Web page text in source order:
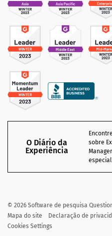
O Diário da
Experiência
sobre
© 2026 Software de pesquisa
Mapa do site
Declaração de
Cookies Settings